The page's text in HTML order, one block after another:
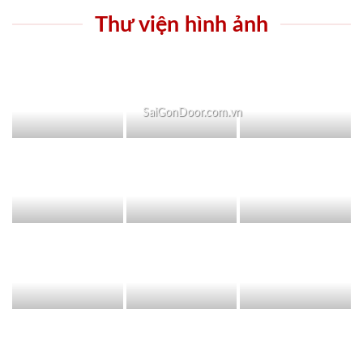
Thư viện hình ảnh
SaiGonDoor.com.vn